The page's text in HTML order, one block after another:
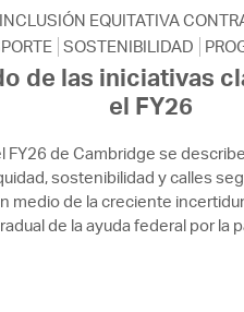
INCLUSIÓN EQUITATIVA
SOSTENIBILIDAD
de las iniciativas
el FY26
FY26 de Cambridge se
sostenibilidad y calles
medio de la creciente
de la ayuda federal por la